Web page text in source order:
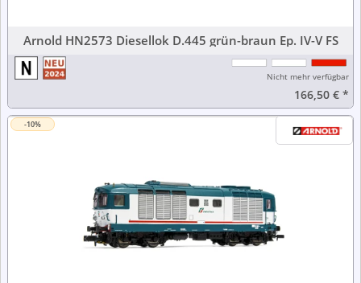
Arnold HN2573 Diesellok D.445 grün-braun Ep. IV-V FS
Nicht mehr verfügbar
166,50 €*
-10%